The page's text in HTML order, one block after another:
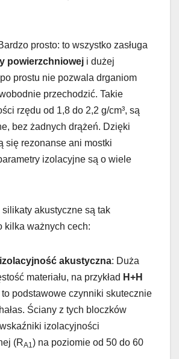
prosto: to wszystko zasługa
powierzchniowej i dużej
prostu nie pozwala drganiom
przechodzić. Takie
rzędu od 1,8 do 2,2 g/cm³, są
bez żadnych drążeń. Dzięki
się rezonanse ani mostki
izolacyjne są o wiele
akustyczne są tak
kilka ważnych cech:
akustyczna: Duża
materiału, na przykład H+H
to podstawowe czynniki skutecznie
Ściany z tych bloczków
izolacyjności
(RA1) na poziomie od 50 do 60